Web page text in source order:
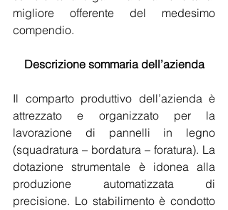
migliore offerente del medesimo
compendio.
Descrizione sommaria dell’azienda
Il comparto produttivo dell’azienda è
attrezzato e organizzato per la
lavorazione di pannelli in legno
(squadratura – bordatura – foratura). La
dotazione strumentale è idonea alla
produzione automatizzata di
precisione. Lo stabilimento è condotto